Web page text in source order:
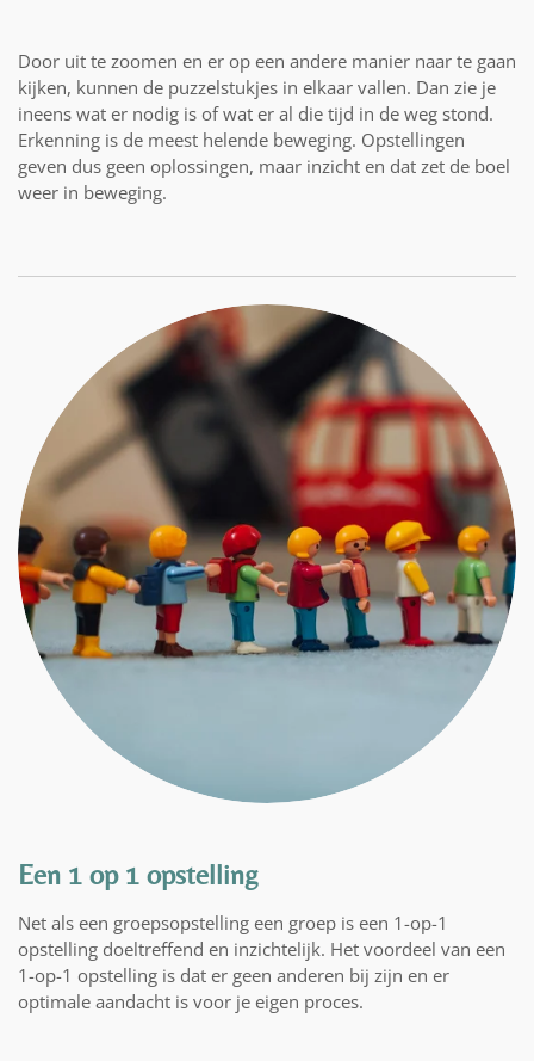
Door uit te zoomen en er op een andere manier naar te gaan
kijken, kunnen de puzzelstukjes in elkaar vallen. Dan zie je
ineens wat er nodig is of wat er al die tijd in de weg stond.
Erkenning is de meest helende beweging. Opstellingen
geven dus geen oplossingen, maar inzicht en dat zet de boel
weer in beweging.
Een 1 op 1 opstelling
Net als een groepsopstelling een groep is een 1-op-1
opstelling doeltreffend en inzichtelijk. Het voordeel van een
1-op-1 opstelling is dat er geen anderen bij zijn en er
optimale aandacht is voor je eigen proces.